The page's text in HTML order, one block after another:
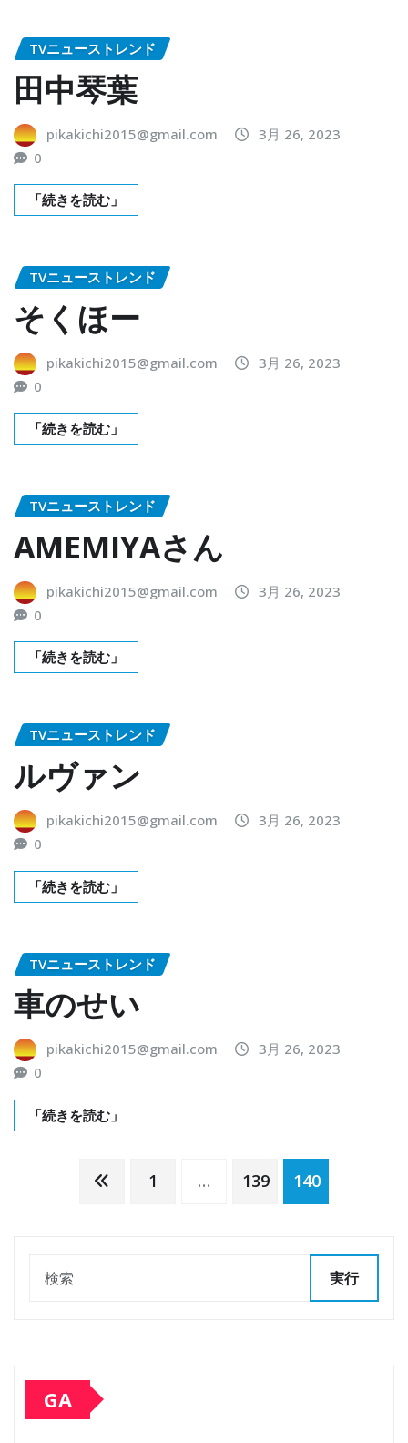
TVニューストレンド
田中琴葉
pikakichi2015@gmail.com
3月 26, 2023
0
「続きを読む」
TVニューストレンド
そくほー
pikakichi2015@gmail.com
3月 26, 2023
0
「続きを読む」
TVニューストレンド
AMEMIYAさん
pikakichi2015@gmail.com
3月 26, 2023
0
「続きを読む」
TVニューストレンド
ルヴァン
pikakichi2015@gmail.com
3月 26, 2023
0
「続きを読む」
TVニューストレンド
車のせい
pikakichi2015@gmail.com
3月 26, 2023
0
「続きを読む」
の
ー
1 … 139 140
実行
GA